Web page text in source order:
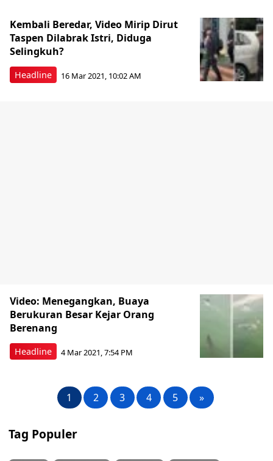
Headline
Kembali Beredar, Video Mirip Dirut
Taspen Dilabrak Istri, Diduga
Selingkuh?
16 Mar 2021, 10:02 AM
Headline
Video: Menegangkan, Buaya
Berukuran Besar Kejar Orang
Berenang
4 Mar 2021, 7:54 PM
1 2 3 4 5 »
Tag Populer